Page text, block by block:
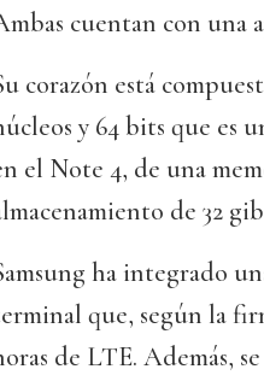
cuentan con una
corazón está
y 64 bits que es
el Note 4, de una
de 32
ha integrado
que, según la
de LTE. Además,